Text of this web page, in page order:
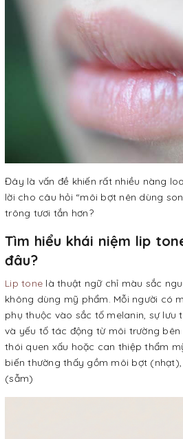
Đây là vấn đề khiến rất nhiều nàng
lời cho câu hỏi “môi bợt nên dùng
trông tươi tắn hơn?
Tìm hiểu khái niệm lip
đâu?
Lip tone là thuật ngữ chỉ màu sắc
không dùng mỹ phẩm. Mỗi người có
phụ thuộc vào sắc tố melanin, sự lưu
và yếu tố tác động từ môi trường
thói quen xấu hoặc can thiệp thẩm
biến thường thấy gồm môi bợt
(sẫm)